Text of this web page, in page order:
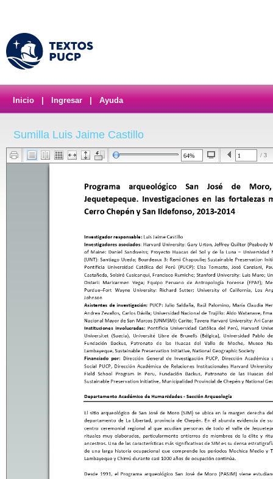
Inicio Ingresar Ayuda
Sumilla Luis Jaime Castillo
/ 3